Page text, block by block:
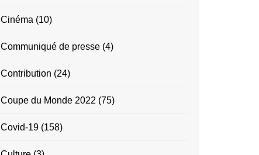
Cinéma (10)
Communiqué de presse (4)
Contribution (24)
Coupe du Monde 2022 (75)
Covid-19 (158)